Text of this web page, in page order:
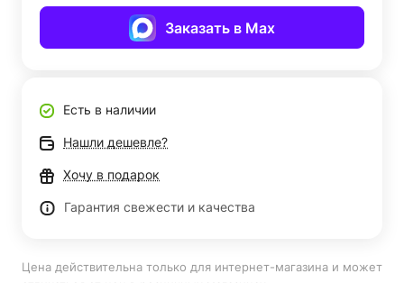
Заказать в Max
Есть в наличии
Нашли дешевле?
Хочу в подарок
Гарантия свежести и качества
Цена действительна только для интернет-магазина и может